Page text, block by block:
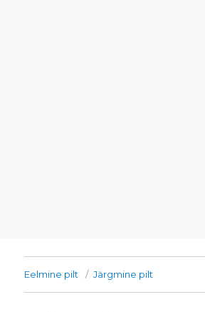
Eelmine pilt Järgmine pilt